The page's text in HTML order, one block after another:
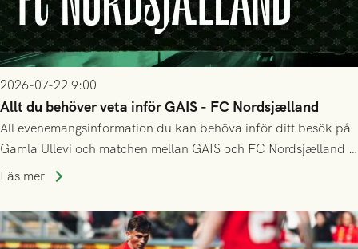
2026-07-22 9:00
Allt du behöver veta inför GAIS - FC Nordsjælland
All evenemangsinformation du kan behöva inför ditt besök på
Gamla Ullevi och matchen mellan GAIS och FC Nordsjælland i
kvalet till Conference League! Avspark kl 19.00 på torsdag
Läs mer